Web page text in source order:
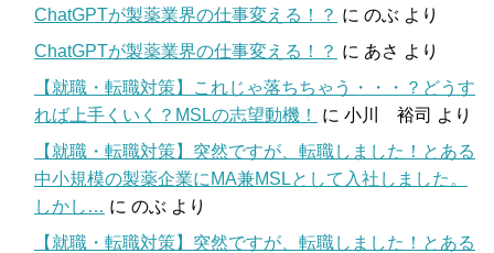
ChatGPTが製薬業界の仕事変える！？ に のぶ より
ChatGPTが製薬業界の仕事変える！？ に あさ より
【就職・転職対策】これじゃ落ちちゃう・・・？どうす
れば上手くいく？MSLの志望動機！
に 小川 裕司 より
【就職・転職対策】突然ですが、転職しました！とある
中小規模の製薬企業にMA兼MSLとして入社しました。
しかし… に のぶ より
【就職・転職対策】突然ですが、転職しました！とある